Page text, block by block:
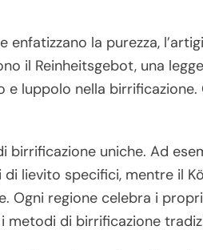
la purezza,
il Reinheitsgebot, una
e luppolo nella
uniche. Ad
lievito specifici, mentre il
Ogni regione celebra i
metodi di birrificazione